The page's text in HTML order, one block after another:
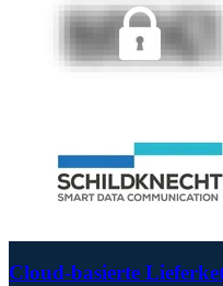
Cloud-basierte